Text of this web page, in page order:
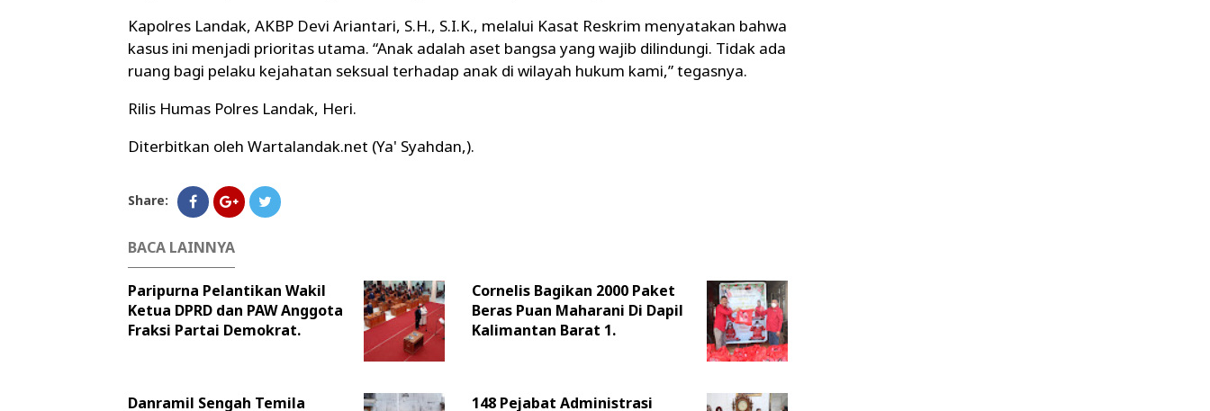
Kapolres Landak, AKBP Devi Ariantari, S.H., S.I.K., melalui Kasat Reskrim menyatakan bahwa
kasus ini menjadi prioritas utama. “Anak adalah aset bangsa yang wajib dilindungi. Tidak ada
ruang bagi pelaku kejahatan seksual terhadap anak di wilayah hukum kami,” tegasnya.
Rilis Humas Polres Landak, Heri.
Diterbitkan oleh Wartalandak.net (Ya' Syahdan,).
Share:
BACA LAINNYA
Paripurna Pelantikan Wakil
Ketua DPRD dan PAW Anggota
Fraksi Partai Demokrat.
Cornelis Bagikan 2000 Paket
Beras Puan Maharani Di Dapil
Kalimantan Barat 1.
Danramil Sengah Temila
148 Pejabat Administrasi